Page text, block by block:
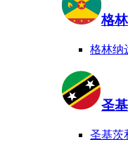
格
格林纳
圣
圣基茨